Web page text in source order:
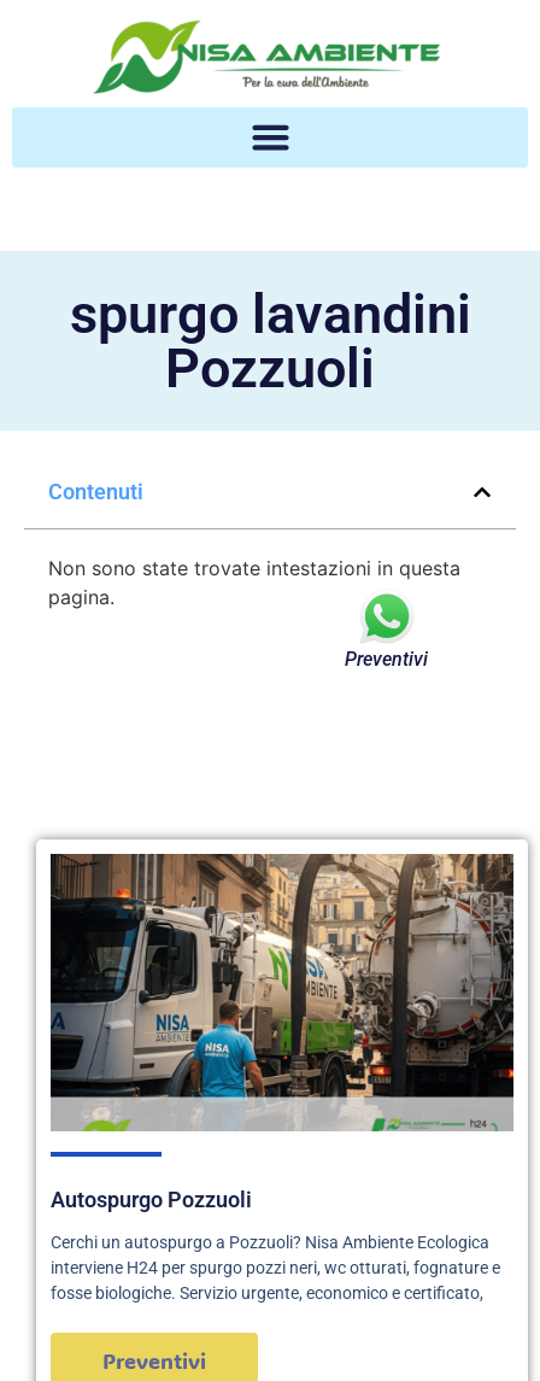
spurgo lavandini
Pozzuoli
Contenuti
Non sono state trovate intestazioni in questa
pagina.
Autospurgo Pozzuoli
Cerchi un autospurgo a Pozzuoli? Nisa Ambiente Ecologica
interviene H24 per spurgo pozzi neri, wc otturati, fognature e
fosse biologiche. Servizio urgente, economico e certificato,
Preventivi
Preventivi